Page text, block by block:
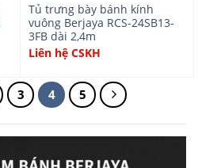
Tủ trưng bày bánh kính
vuông Berjaya RCS-24SB13-
3FB dài 2,4m
Liên hệ CSKH
3 4 5